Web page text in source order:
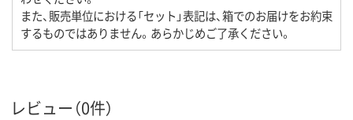
また、販売単位における「セット」表記は、箱でのお届けをお約束
するものではありません。あらかじめご了承ください。
レビュー（0件）